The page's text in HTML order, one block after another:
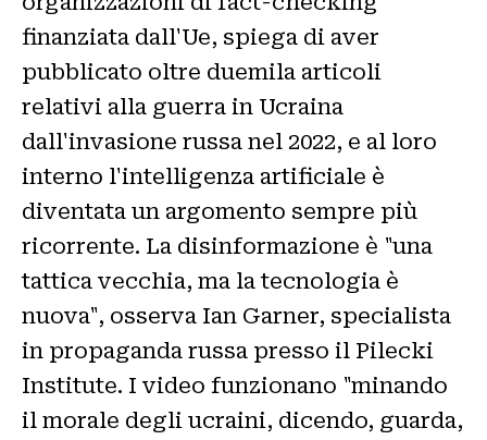
finanziata dall'Ue, spiega di aver
pubblicato oltre duemila articoli
relativi alla guerra in Ucraina
dall'invasione russa nel 2022, e al loro
interno l'intelligenza artificiale è
diventata un argomento sempre più
ricorrente. La disinformazione è "una
tattica vecchia, ma la tecnologia è
nuova", osserva Ian Garner, specialista
in propaganda russa presso il Pilecki
Institute. I video funzionano "minando
il morale degli ucraini, dicendo, guarda,